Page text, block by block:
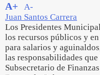
A+
A-
Juan Santos Carrera
Los Presidentes
los recursos públicos y
para salarios y
las responsabilidades
Subsecretario de